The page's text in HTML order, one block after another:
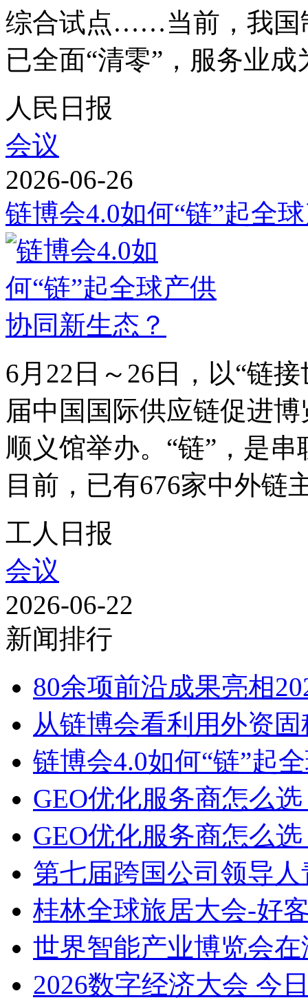
综合试点……当前，我国
已全面“清零”，服务业成
人民日报
会议
2026-06-26
链博会4.0如何“链”起全
6月22日～26日，以“链
届中国国际供应链促进
顺义馆举办。“链”，是
目前，已有676家中外链
工人日报
会议
2026-06-22
新闻排行
80余项前沿成果亮相
从链博会看利用外资
链博会4.0如何“链”起
GEO优化服务商怎么
GEO优化服务商怎么
第七届跨国公司领导
桂林全球旅居大会-好
世界智能产业博览会
2026数字经济大会 今